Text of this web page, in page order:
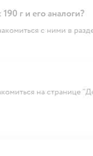
г и его аналоги?
с ними в
на странице